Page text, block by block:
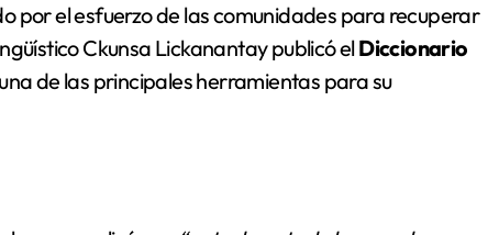
por el esfuerzo de las comunidades para recuperar
Ckunsa Lickanantay publicó elDiccionario
de las principales herramientas para su